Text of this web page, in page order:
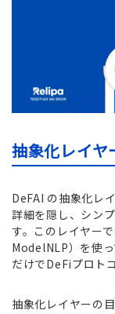
抽象化レイヤ
DeFAI の抽象化レ
詳細を隠し、シン
す。このレイヤー
ModelNLP）を使
だけでDeFiプロト
抽象化レイヤーの